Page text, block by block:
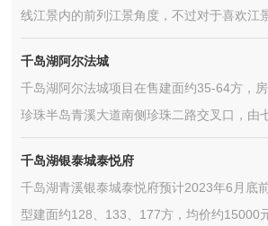
线江景内的前列江景角度，不过对于喜欢江
千岛湖阿尔法城
千岛湖阿尔法城项目在售建面约35-64方，
珍珠半岛青溪大道南侧珍珠二路交叉口，由
千岛湖银泰城泰悦府
千岛湖青溪银泰城泰悦府预计2023年6月底
型建面约128、133、177方，均价约15000